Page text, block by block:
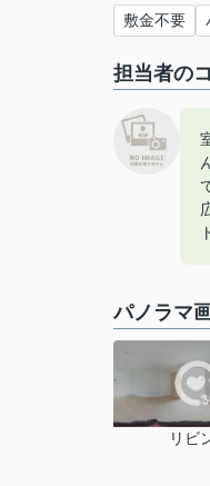
敷金不要
担当者の
パノラマ
リビ